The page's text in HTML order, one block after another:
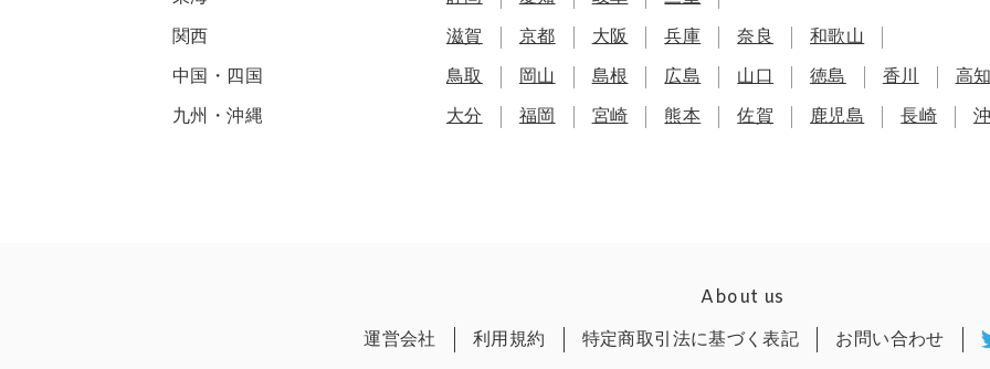
関西
滋賀 京都 大阪 兵庫 奈良
和歌山
中国・四国
鳥取 岡山 島根 広島 山口 徳島 香川 高知
九州・沖縄
大分 福岡 宮崎 熊本 佐賀 鹿児島 長崎
About us
運営会社
利用規約 特定商取引法に基づく表記 お問い合わせ